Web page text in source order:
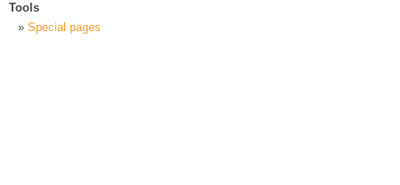
Tools
Special pages